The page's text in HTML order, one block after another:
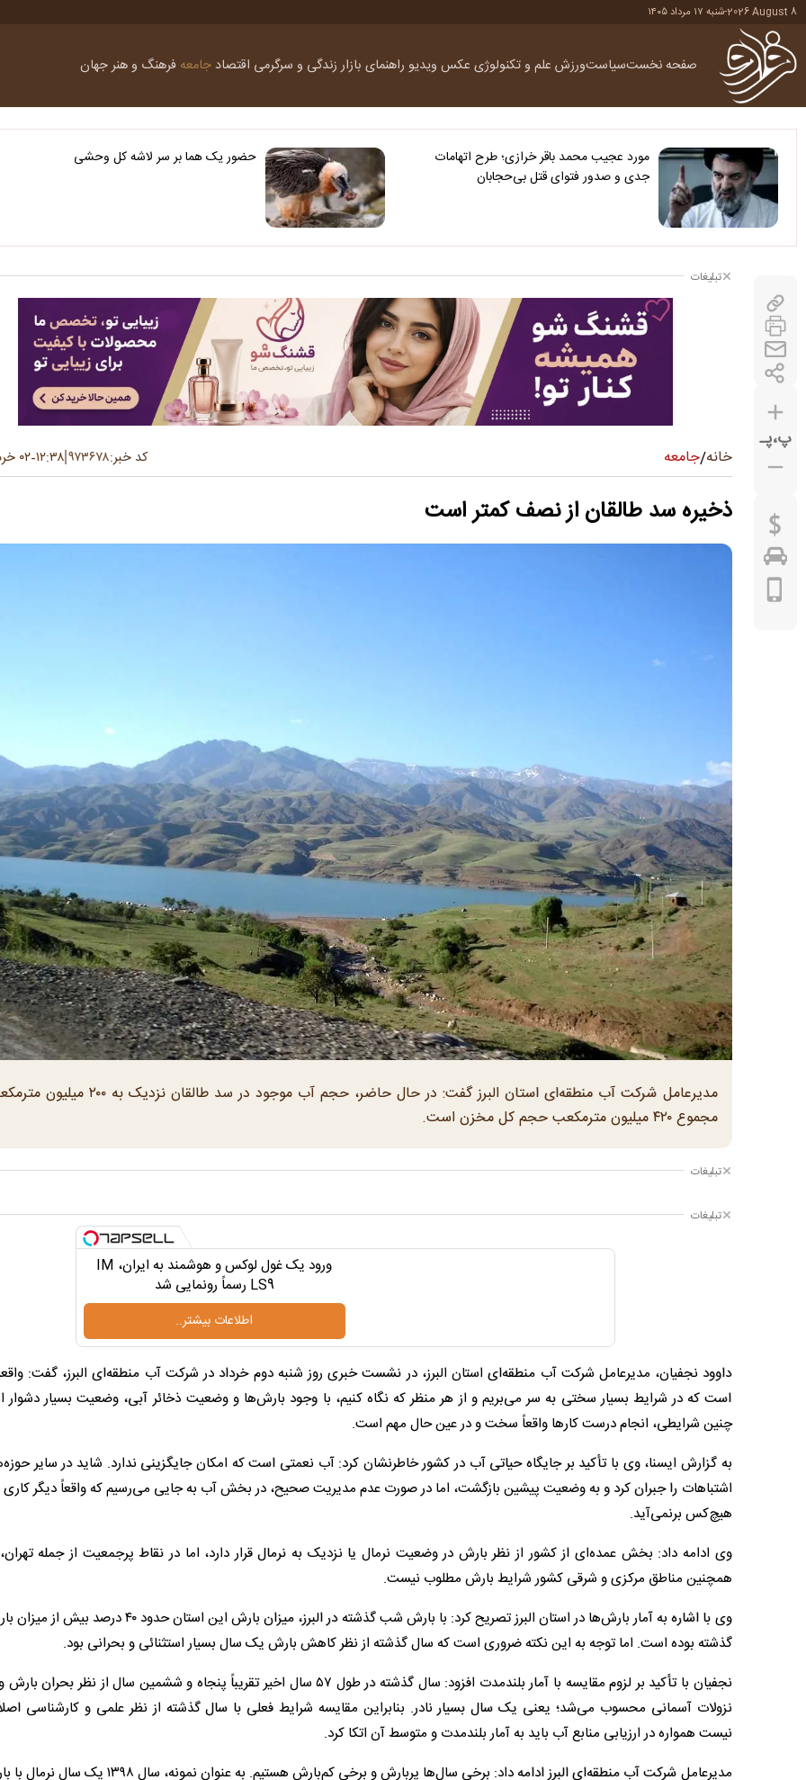
2026 August 8
-شنبه ۱۷ مرداد ۱۴۰۵
صفحه نخستسیاستورزش علم و تکنولوژی عکس ویدیو راهنمای بازارزندگی و سرگرمی اقتصاد جامعه فرهنگ و هنرجهان
مورد عجیب محمد باقر خرازی؛ طرح اتهامات
جدی و صدور فتوای قتل بی‌حجابان
حضور یک هما بر سر لاشه‌ کل وحشی
پ،پـ
تبلیغات
خانه/جامعه کد خبر:۹۷۳۶۷۸ ۱۲:۳۸-۰۲ خرداد ۱۴۰۵
ذخیره سد طالقان از نصف کمتر است
مدیرعامل شرکت آب منطقه‌ای استان البرز گفت: در حال حاضر، حجم آب موجود در سد
مجموع ۴۲۰ میلیون مترمکعب حجم کل مخزن است.
تبلیغات
تبلیغات
ورود یک غول لوکس و هوشمند به ایران، IM
LS9 رسماً رونمایی شد
اطلاعات بیشتر..
داوود نجفیان، مدیرعامل شرکت آب منطقه‌ای استان البرز، در نشست خبری روز شنبه دوم خرداد در شرکت آب منطقه‌ای البرز، گفت:
است که در شرایط بسیار سختی به سر می‌بریم و از هر منظر که نگاه کنیم، با وجود بارش‌ها و وضعیت ذخائر آبی، وضعیت بسیار
چنین شرایطی، انجام درست کارها واقعاً سخت و در عین حال مهم است.
به گزارش ایسنا، وی با تأکید بر جایگاه حیاتی آب در کشور خاطرنشان کرد: آب نعمتی است که امکان جایگزینی ندارد. شاید در سایر
اشتباهات را جبران کرد و به وضعیت پیشین بازگشت، اما در صورت عدم مدیریت صحیح، در بخش آب به جایی می‌رسیم که واقعاً دیگر
هیچ‌کس برنمی‌آید.
وی ادامه داد: بخش عمده‌ای از کشور از نظر بارش در وضعیت نرمال یا نزدیک به نرمال قرار دارد، اما در نقاط پرجمعیت از جمله تهران،
همچنین مناطق مرکزی و شرقی کشور شرایط بارش مطلوب نیست.
وی با اشاره به آمار بارش‌ها در استان البرز تصریح کرد: با بارش شب گذشته در البرز، میزان بارش این
گذشته بوده است. اما توجه به این نکته ضروری است که سال گذشته از نظر کاهش بارش یک سال بسیار استثنائی و بحرانی بود.
نجفیان با تأکید بر لزوم مقایسه با آمار بلندمدت افزود: سال گذشته در طول ۵۷ سال اخیر تقریباً پنجاه و ششمین سال از نظر
نزولات آسمانی محسوب می‌شد؛ یعنی یک سال بسیار نادر. بنابراین مقایسه شرایط فعلی با سال گذشته از نظر علمی و کارشناسی
نیست همواره در ارزیابی منابع آب باید به آمار بلندمدت و متوسط آن اتکا کرد.
مدیرعامل شرکت آب منطقه‌ای البرز ادامه داد: برخی سال‌ها پربارش و برخی کم‌بارش هستیم. به